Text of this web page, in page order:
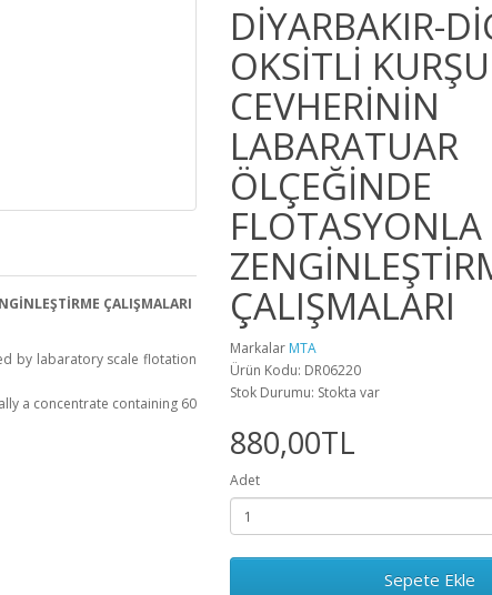
ÇALIŞMALARI
by labaratory scale flotation
a concentrate containing 60
DİYARBAKIR-
OKSİTLİ
CEVHERİNİN
LABARATUAR
ÖLÇEĞİNDE
FLOTASYONLA
ÇALIŞMALARI
Markalar MTA
Ürün Kodu: DR06220
Stok Durumu: Stokta var
880,00TL
Adet
Sepete Ekle